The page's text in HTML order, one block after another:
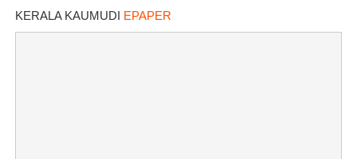
KERALA KAUMUDI EPAPER